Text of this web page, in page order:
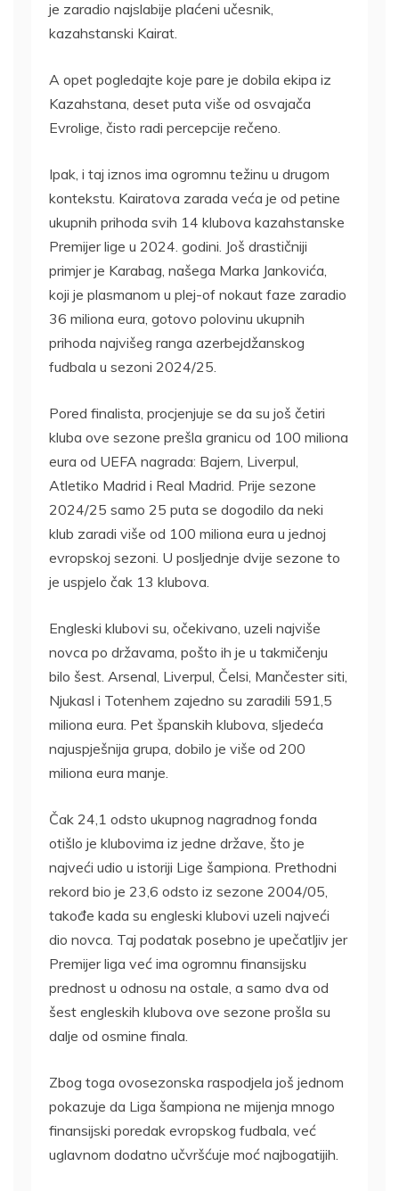
je zaradio najslabije plaćeni učesnik,
kazahstanski Kairat.
A opet pogledajte koje pare je dobila ekipa iz
Kazahstana, deset puta više od osvajača
Evrolige, čisto radi percepcije rečeno.
Ipak, i taj iznos ima ogromnu težinu u drugom
kontekstu. Kairatova zarada veća je od petine
ukupnih prihoda svih 14 klubova kazahstanske
Premijer lige u 2024. godini. Još drastičniji
primjer je Karabag, našega Marka Jankovića,
koji je plasmanom u plej-of nokaut faze zaradio
36 miliona eura, gotovo polovinu ukupnih
prihoda najvišeg ranga azerbejdžanskog
fudbala u sezoni 2024/25.
Pored finalista, procjenjuje se da su još četiri
kluba ove sezone prešla granicu od 100 miliona
eura od UEFA nagrada: Bajern, Liverpul,
Atletiko Madrid i Real Madrid. Prije sezone
2024/25 samo 25 puta se dogodilo da neki
klub zaradi više od 100 miliona eura u jednoj
evropskoj sezoni. U posljednje dvije sezone to
je uspjelo čak 13 klubova.
Engleski klubovi su, očekivano, uzeli najviše
novca po državama, pošto ih je u takmičenju
bilo šest. Arsenal, Liverpul, Čelsi, Mančester siti,
Njukasl i Totenhem zajedno su zaradili 591,5
miliona eura. Pet španskih klubova, sljedeća
najuspješnija grupa, dobilo je više od 200
miliona eura manje.
Čak 24,1 odsto ukupnog nagradnog fonda
otišlo je klubovima iz jedne države, što je
najveći udio u istoriji Lige šampiona. Prethodni
rekord bio je 23,6 odsto iz sezone 2004/05,
takođe kada su engleski klubovi uzeli najveći
dio novca. Taj podatak posebno je upečatljiv jer
Premijer liga već ima ogromnu finansijsku
prednost u odnosu na ostale, a samo dva od
šest engleskih klubova ove sezone prošla su
dalje od osmine finala.
Zbog toga ovosezonska raspodjela još jednom
pokazuje da Liga šampiona ne mijenja mnogo
finansijski poredak evropskog fudbala, već
uglavnom dodatno učvršćuje moć najbogatijih.